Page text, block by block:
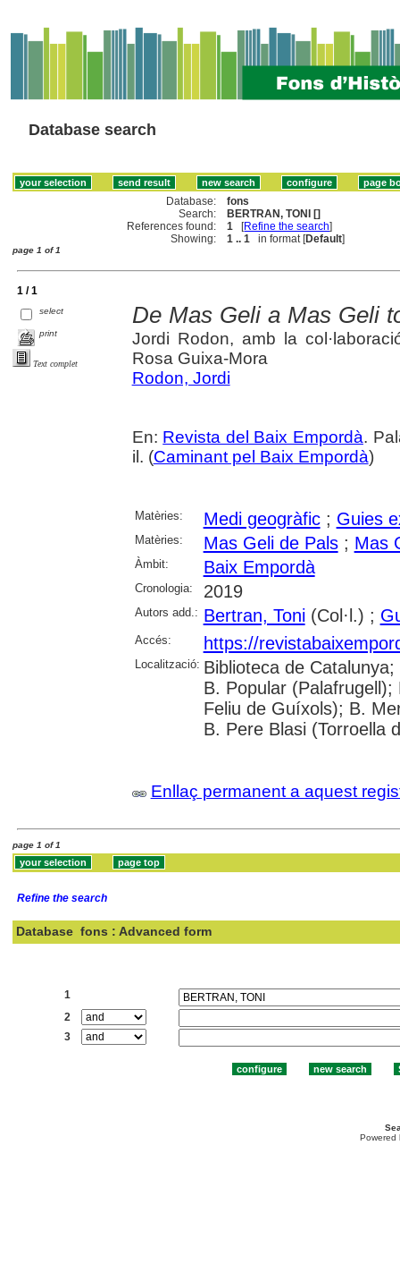
Database search
Database:
fons
Search:
BERTRAN, TONI []
References found:
1 [Refine the search]
Showing:
1 .. 1 in format [Default]
page 1 of 1
1 / 1
select
print
Text complet
De Mas Geli a Mas Geli
Jordi Rodon, amb la
Rosa Guixa-Mora
Rodon, Jordi
En: Revista del Baix Empordà.
il. (Caminant pel Baix Empordà)
Matèries: Medi geogràfic; Guies
Matèries: Mas Geli de Pals; Mas
Àmbit: Baix Empordà
Cronologia: 2019
Autors add.: Bertran, Toni(Col·l.) ;
Accés: https://
Localització: Biblioteca de
B. Popular
Feliu de Guíxols); B.
B. Pere Blasi (Torroella
Enllaç permanent a aquest
page 1 of 1
Refine the search
Database fons : Advanced form
1
2
3